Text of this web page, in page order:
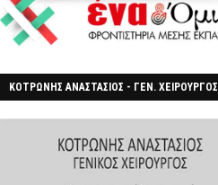
ΚΟΤΡΩΝΗΣ ΑΝΑΣΤΑΣΙΟΣ - ΓΕΝ. ΧΕΙΡΟΥΡΓΟΣ